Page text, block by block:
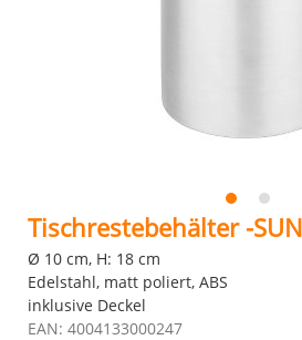
Tischrestebehälter -
Ø 10 cm, H: 18 cm
Edelstahl, matt poliert, ABS
inklusive Deckel
EAN: 4004133000247